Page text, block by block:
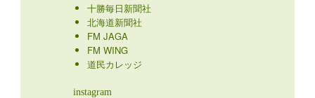
十勝毎日新聞社
北海道新聞社
FM JAGA
FM WING
道民カレッジ
instagram